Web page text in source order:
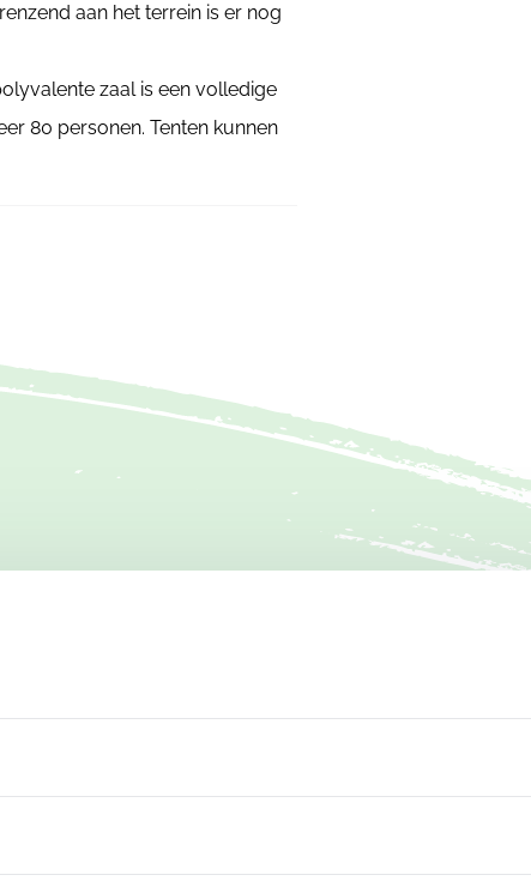
aan het terrein is er nog
zaal is een volledige
80 personen. Tenten kunnen